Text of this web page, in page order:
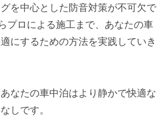
を中心とした防音対策が不可欠で
プロによる施工まで、あなたの車
にするための方法を実践していき
なたの車中泊はより静かで快適な
しです。